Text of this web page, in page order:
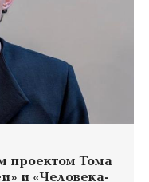
проектом Тома
и «Человека-